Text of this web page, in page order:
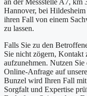
an der Messstelle A7, km
Hannover, bei
ihren Fall von einem
zu lassen.
Falls Sie zu den
Sie nicht zögern, Kontakt
aufzunehmen. Nutzen Sie
Online-Anfrage auf
Bunzel wird Ihren Fall
Sorgfalt und Expertise